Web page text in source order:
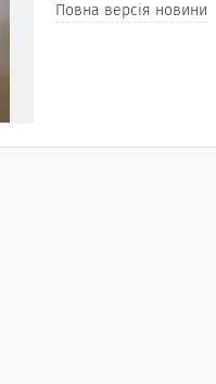
Повна версія новини